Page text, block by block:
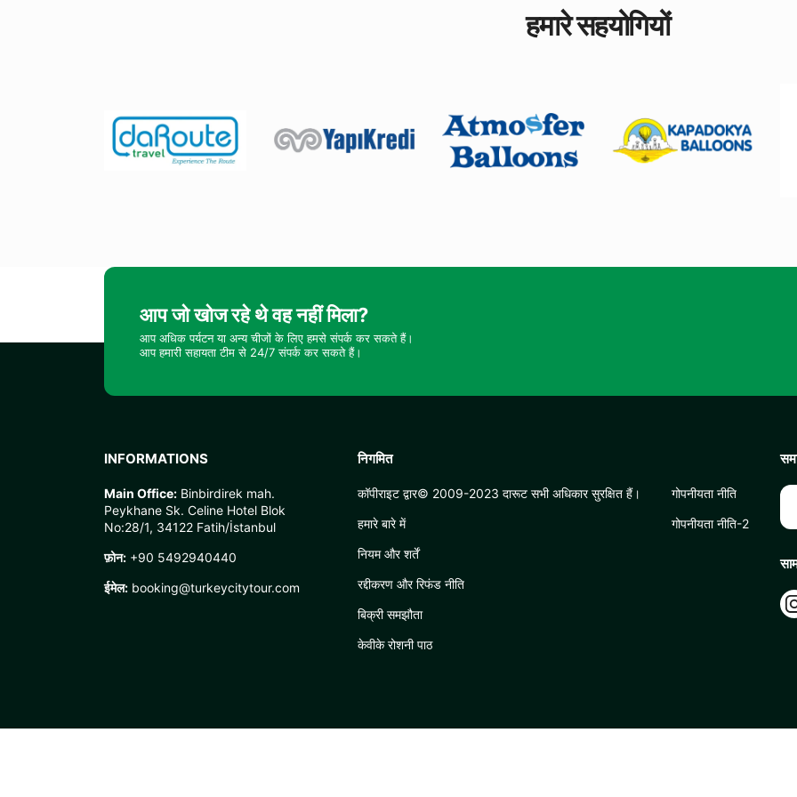
हमारे सहयोगियों
आप जो खोज रहे थे वह नहीं मिला?
आप अधिक पर्यटन या अन्य चीजों के लिए हमसे संपर्क कर सकते हैं।
आप हमारी सहायता टीम से 24/7 संपर्क कर सकते हैं।
INFORMATIONS
Main Office: Binbirdirek mah.
Peykhane Sk. Celine Hotel Blok
No:28/1, 34122 Fatih/İstanbul
फ़ोन: +90 5492940440
ईमेल: booking@turkeycitytour.com
निगमित
कॉपीराइट द्वार© 2009-2023 दारूट सभी अधिकार सुरक्षित हैं।
हमारे बारे में
नियम और शर्तें
रद्दीकरण और रिफंड नीति
बिक्री समझौता
केवीके रोशनी पाठ
गोपनीयता नीति
गोपनीयता नीति-2